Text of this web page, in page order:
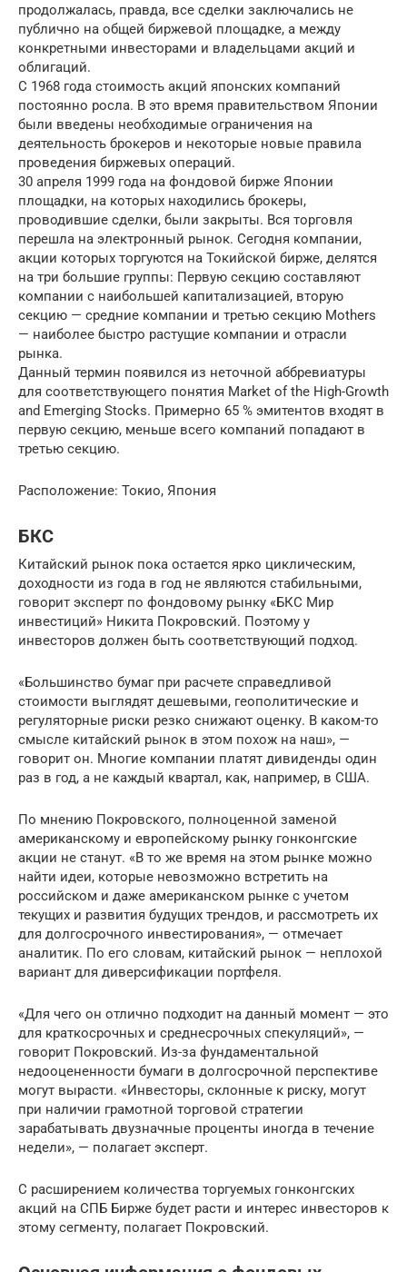
продолжалась, правда, все сделки заключались не
публично на общей биржевой площадке, а между
конкретными инвесторами и владельцами акций и
облигаций.
С 1968 года стоимость акций японских компаний
постоянно росла. В это время правительством Японии
были введены необходимые ограничения на
деятельность брокеров и некоторые новые правила
проведения биржевых операций.
30 апреля 1999 года на фондовой бирже Японии
площадки, на которых находились брокеры,
проводившие сделки, были закрыты. Вся торговля
перешла на электронный рынок. Сегодня компании,
акции которых торгуются на Токийской бирже, делятся
на три большие группы: Первую секцию составляют
компании с наибольшей капитализацией, вторую
секцию — средние компании и третью секцию Mothers
— наиболее быстро растущие компании и отрасли
рынка.
Данный термин появился из неточной аббревиатуры
для соответствующего понятия Market of the High-Growth
and Emerging Stocks. Примерно 65 % эмитентов входят в
первую секцию, меньше всего компаний попадают в
третью секцию.
Расположение: Токио, Япония
БКС
Китайский рынок пока остается ярко циклическим,
доходности из года в год не являются стабильными,
говорит эксперт по фондовому рынку «БКС Мир
инвестиций» Никита Покровский. Поэтому у
инвесторов должен быть соответствующий подход.
«Большинство бумаг при расчете справедливой
стоимости выглядят дешевыми, геополитические и
регуляторные риски резко снижают оценку. В каком-то
смысле китайский рынок в этом похож на наш», —
говорит он. Многие компании платят дивиденды один
раз в год, а не каждый квартал, как, например, в США.
По мнению Покровского, полноценной заменой
американскому и европейскому рынку гонконгские
акции не станут. «В то же время на этом рынке можно
найти идеи, которые невозможно встретить на
российском и даже американском рынке с учетом
текущих и развития будущих трендов, и рассмотреть их
для долгосрочного инвестирования», — отмечает
аналитик. По его словам, китайский рынок — неплохой
вариант для диверсификации портфеля.
«Для чего он отлично подходит на данный момент — это
для краткосрочных и среднесрочных спекуляций», —
говорит Покровский. Из-за фундаментальной
недооцененности бумаги в долгосрочной перспективе
могут вырасти. «Инвесторы, склонные к риску, могут
при наличии грамотной торговой стратегии
зарабатывать двузначные проценты иногда в течение
недели», — полагает эксперт.
С расширением количества торгуемых гонконгских
акций на СПБ Бирже будет расти и интерес инвесторов к
этому сегменту, полагает Покровский.